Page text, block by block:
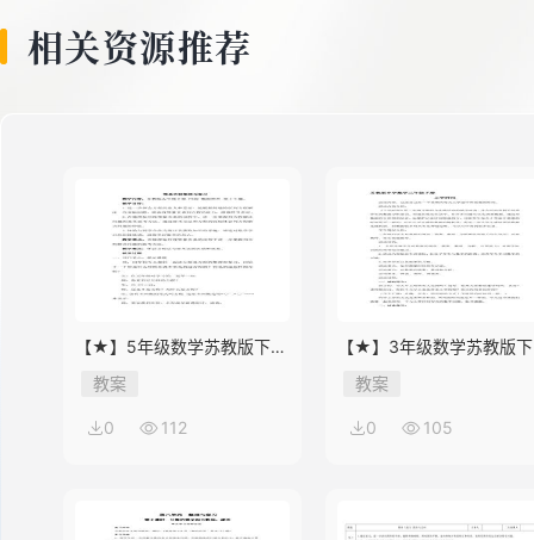
相关资源推荐
【★】5年级数学苏教版下册
教案第8单元《单元复习》
教案
0 112
【★】3年级数学苏教版
教案第9单元后《上学时
教案
0 105